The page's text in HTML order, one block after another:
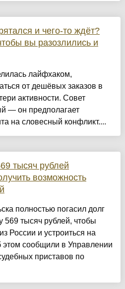
и чего-то ждёт?
вы разозлились и
лайфхаком,
от дешёвых заказов в
активности. Совет
— он предполагает
на словесный конфликт....
тысяч рублей
возможность
полностью погасил долг
569 тысяч рублей, чтобы
России и устроиться на
этом сообщили в Управлении
приставов по